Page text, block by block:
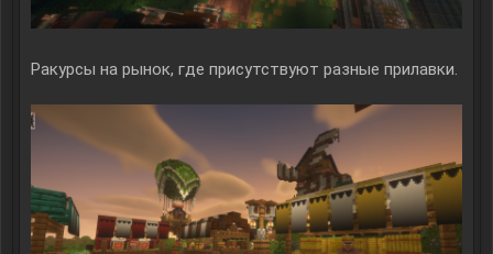
Ракурсы на рынок, где присутствуют разные прилавки.